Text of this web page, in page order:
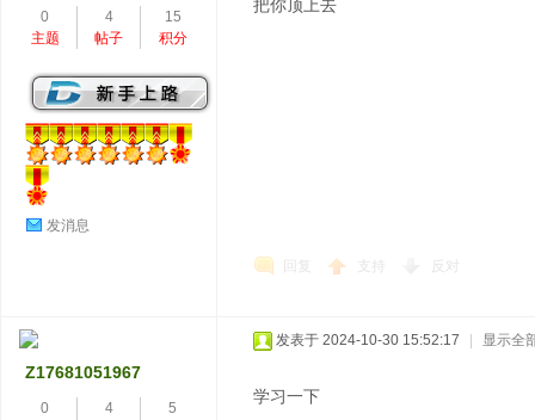
0
主题
4
帖子
15
积分
发消息
把你顶上去
回复 支持 反对
Z17681051967
0
4
5
发表于 2024-10-30 15:52:17 显示全
学习一下